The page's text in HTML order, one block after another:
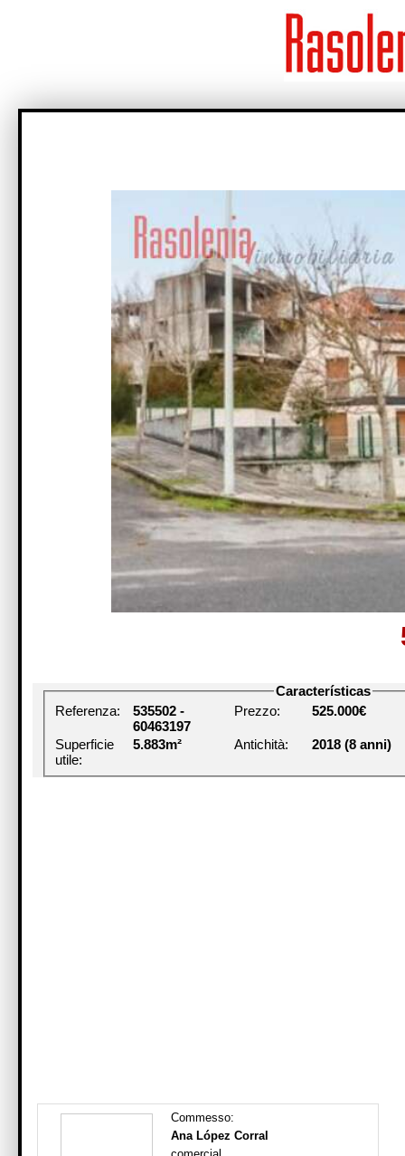
Características
Referenza:
535502 -
60463197
Prezzo: 525.000€
Superficie
utile:
5.883m² Antichità: 2018 (8 anni)
Commesso:
Ana López Corral